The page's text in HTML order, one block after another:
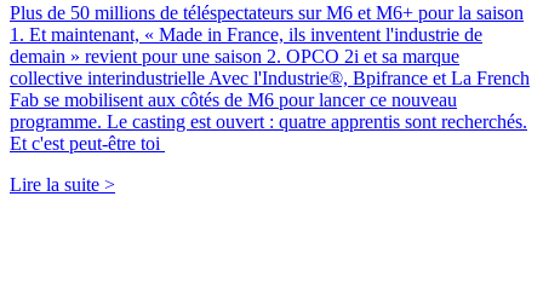
Plus de 50 millions de téléspectateurs sur M6 et M6+ pour la saison
1. Et maintenant, « Made in France, ils inventent l'industrie de
demain » revient pour une saison 2. OPCO 2i et sa marque
collective interindustrielle Avec l'Industrie®, Bpifrance et La French
Fab se mobilisent aux côtés de M6 pour lancer ce nouveau
programme. Le casting est ouvert : quatre apprentis sont recherchés.
Et c'est peut-être toi
Lire la suite >